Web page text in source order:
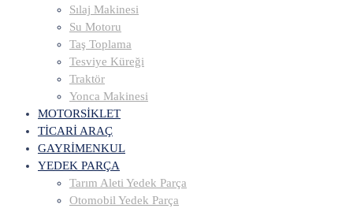
Sılaj Makinesi
Su Motoru
Taş Toplama
Tesviye Küreği
Traktör
Yonca Makinesi
MOTORSİKLET
TİCARİ ARAÇ
GAYRİMENKUL
YEDEK PARÇA
Tarım Aleti Yedek Parça
Otomobil Yedek Parça